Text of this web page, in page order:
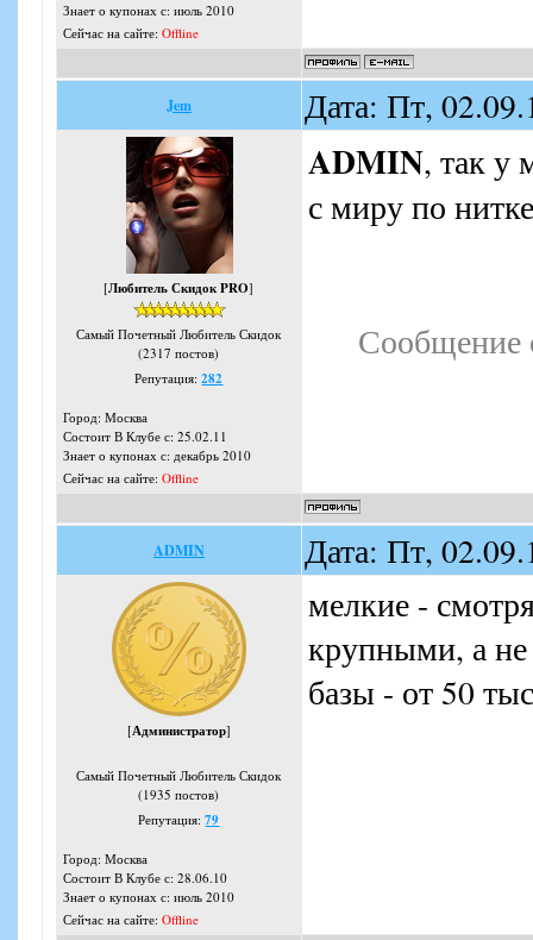
Знает о купонах с: июль 2010
Сейчас на сайте: Offline
Jem Дата: Пт,
[Любитель Скидок PRO]
Самый Почетный Любитель Скидок
(2317 постов)
Репутация:282
Город: Москва
Состоит В Клубе с: 25.02.11
Знает о купонах с: декабрь 2010
Сейчас на сайте: Offline
ADMIN, так у
с миру по
Сообщение
ADMIN Дата: Пт,
[Администратор]
Самый Почетный Любитель Скидок
(1935 постов)
Репутация:79
Город: Москва
Состоит В Клубе с: 28.06.10
Знает о купонах с: июль 2010
Сейчас на сайте: Offline
мелкие -
крупными, а
базы - от 50